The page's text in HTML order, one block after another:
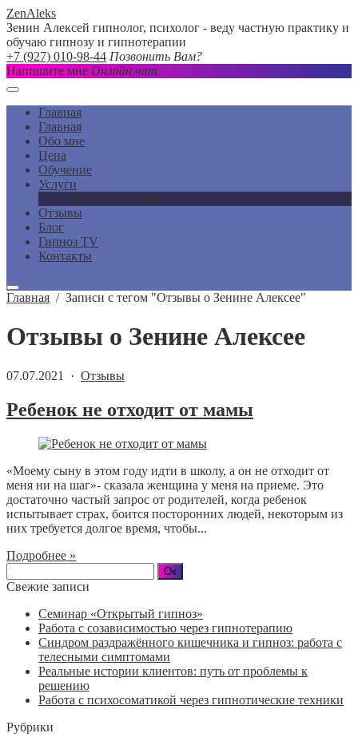
ZenAleks
Зенин Алексей гипнолог, психолог - веду частную практику и
обучаю гипнозу и гипнотерапии
+7 (927) 010-98-44 Позвонить Вам?
Напишите мне Онлайн чат
Главная
Главная
Обо мне
Цена
Обучение
Услуги
Услуги подробно
Отзывы
Блог
Гипноз TV
Контакты
Главная / Записи с тегом "Отзывы о Зенине Алексее"
Отзывы о Зенине Алексее
07.07.2021 · Отзывы
Ребенок не отходит от мамы
«Моему сыну в этом году идти в школу, а он не отходит от
меня ни на шаг»- сказала женщина у меня на приеме. Это
достаточно частый запрос от родителей, когда ребенок
испытывает страх, боится посторонних людей, некоторым из
них требуется долгое время, чтобы...
Подробнее »
Свежие записи
Семинар «Открытый гипноз»
Работа с созависимостью через гипнотерапию
Синдром раздражённого кишечника и гипноз: работа с
телесными симптомами
Реальные истории клиентов: путь от проблемы к
решению
Работа с психосоматикой через гипнотические техники
Рубрики